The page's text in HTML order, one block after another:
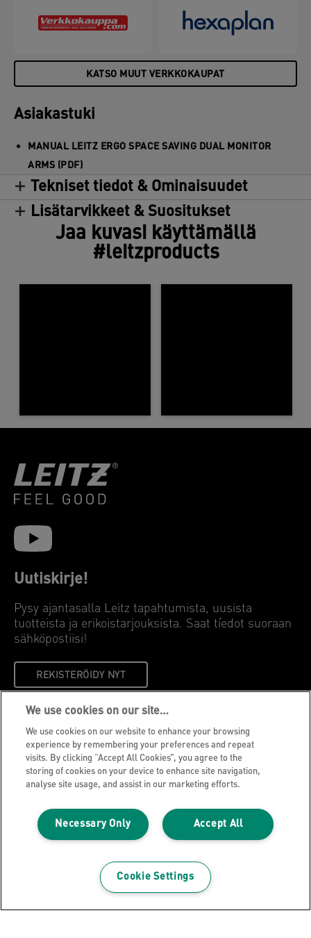
mukana selkeät kokoamisohjeet varmistaen helpon
KATSO MUUT VERKKOKAUPAT
Asiakastuki
MANUAL LEITZ ERGO SPACE SAVING DUAL MONITOR
ARMS (PDF)
Tekniset tiedot & Ominaisuudet
Lisätarvikkeet & Suositukset
Jaa kuvasi käyttämällä
#leitzproducts
Uutiskirje!
Pysy ajantasalla Leitz tapahtumista, uusista
tuotteista ja erikoistarjouksista. Saat tíedot suoraan
sähköpostiisi!
REKISTERÖIDY NYT
Evästeet
Oikeudellinen huomautus
Jälki
Hallitse tietojani
Leitz Blogi
We use cookies on our site…
We use cookies on our website to enhance your browsing
experience by remembering your preferences and repeat
visits. By clicking “Accept All Cookies”, you agree to the
storing of cookies on your device to enhance site navigation,
analyse site usage, and assist in our marketing efforts.
Accept All
Necessary Only
Cookie Settings